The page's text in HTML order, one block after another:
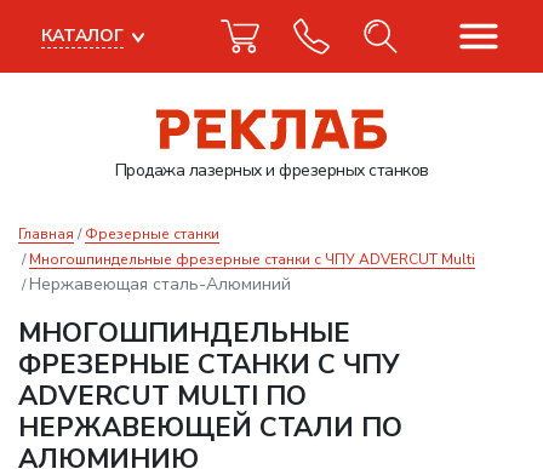
Продажа лазерныхи фрезерных станков
КАТАЛОГ
Главная
Фрезерные станки
Многошпиндельные фрезерные станки с ЧПУ ADVERCUT Multi
Нержавеющая сталь-Алюминий
МНОГОШПИНДЕЛЬНЫЕ
ФРЕЗЕРНЫЕ СТАНКИ С ЧПУ
ADVERCUT MULTI ПО
НЕРЖАВЕЮЩЕЙ СТАЛИ ПО
АЛЮМИНИЮ